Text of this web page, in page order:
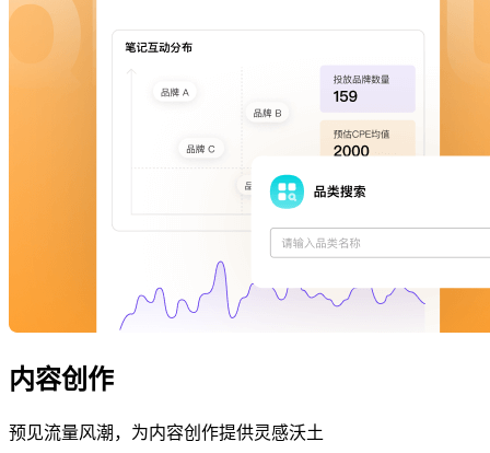
内容创作
预见流量风潮，为内容创作提供灵感沃土